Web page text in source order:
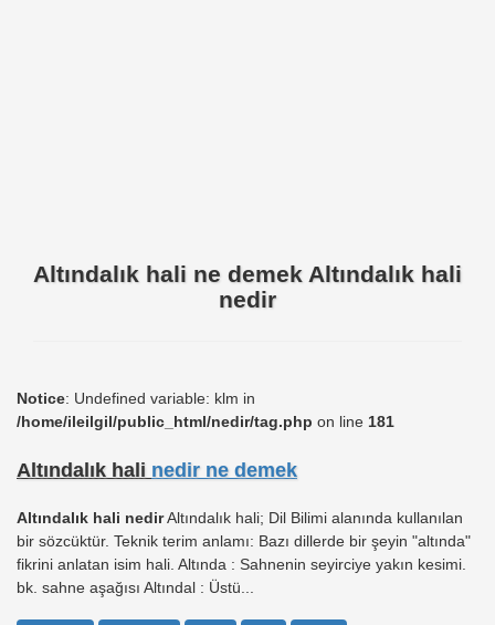
Altındalık hali ne demek Altındalık hali
nedir
Notice: Undefined variable: klm in
/home/ileilgil/public_html/nedir/tag.php on line 181
Altındalık hali nedir ne demek
Altındalık hali nedirAltındalık hali; Dil Bilimi alanında kullanılan
bir sözcüktür. Teknik terim anlamı: Bazı dillerde bir şeyin "altında"
fikrini anlatan isim hali. Altında : Sahnenin seyirciye yakın kesimi.
bk. sahne aşağısı Altındal : Üstü...